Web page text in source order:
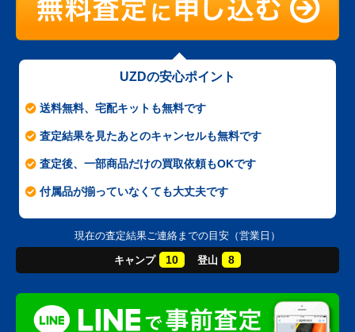
UZDの安心ポイント
送料無料、宅配キットも無料です
査定結果を見たあとのキャンセルも無料です
査定後、一部商品だけの買取依頼もOKです
付属品が揃っていなくても大丈夫です
現在の査定結果ご連絡までの目安（営業日）
キャンプ 10 登山 8